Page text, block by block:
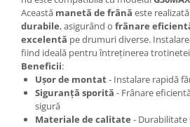
Această manetă de frână este
durabile, asigurând o frânare
excelentă pe drumuri diverse.
fiind ideală pentru întreținerea
Beneficii:
Ușor de montat- Instalare rapidă
Siguranță sporită - Frânare
sigură
Materiale de calitate -